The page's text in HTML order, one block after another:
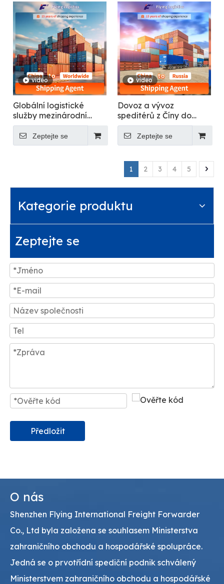
video
Globální logistické
služby mezinárodní
přepravy: Čína kamkoli
Zeptejte se
video
Dovoz a vývoz
speditérů z Číny do
Ruska
Zeptejte se
1 2 3 4 5
Kategorie produktu
Zeptejte se
Předložit
O nás
Shenzhen Flying International Freight Forwarder
Co., Ltd byla založena se souhlasem Ministerstva
zahraničního obchodu a hospodářské spolupráce.
Jedná se o prvotřídní spediční podnik schválený
Ministerstvem zahraničního obchodu a hospodářské